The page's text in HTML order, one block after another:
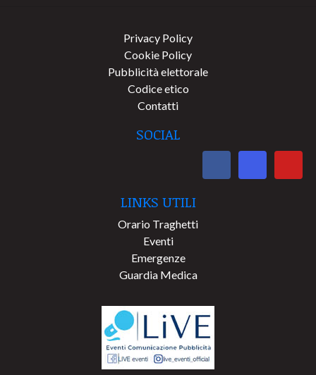
Privacy Policy
Cookie Policy
Pubblicità elettorale
Codice etico
Contatti
SOCIAL
LINKS UTILI
Orario Traghetti
Eventi
Emergenze
Guardia Medica